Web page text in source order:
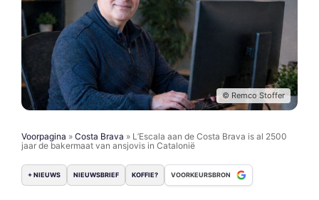
© Remco Stoffer
Voorpagina » Costa Brava » L’Escala aan de Costa Brava is al 2500
jaar de bakermaat van ansjovis in Catalonië
+ NIEUWS NIEUWSBRIEF KOFFIE? VOORKEURSBRON